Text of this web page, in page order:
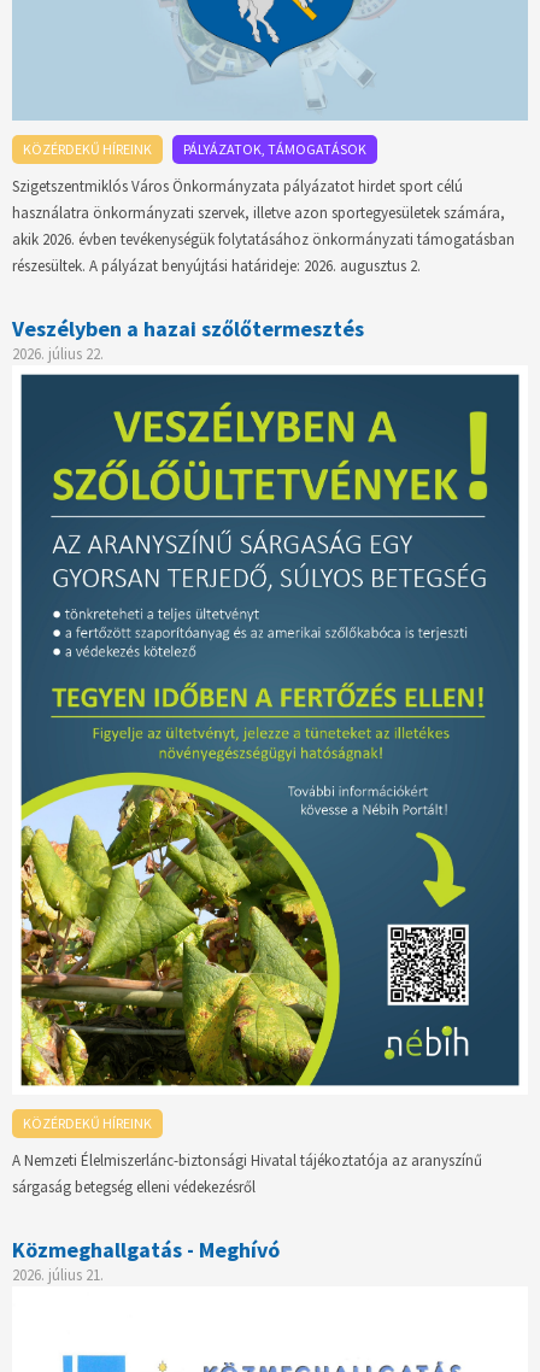
KÖZÉRDEKŰ HÍREINK PÁLYÁZATOK, TÁMOGATÁSOK
Szigetszentmiklós Város Önkormányzata pályázatot hirdet sport célú
használatra önkormányzati szervek, illetve azon sportegyesületek számára,
akik 2026. évben tevékenységük folytatásához önkormányzati támogatásban
részesültek. A pályázat benyújtási határideje: 2026. augusztus 2.
Veszélyben a hazai szőlőtermesztés
2026. július 22.
KÖZÉRDEKŰ HÍREINK
A Nemzeti Élelmiszerlánc-biztonsági Hivatal tájékoztatója az aranyszínű
sárgaság betegség elleni védekezésről
Közmeghallgatás - Meghívó
2026. július 21.